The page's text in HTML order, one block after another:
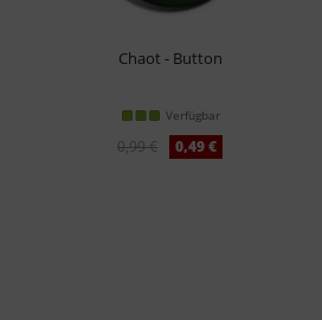
Chaot - Button
Verfügbar
0,99 € 0,49 €